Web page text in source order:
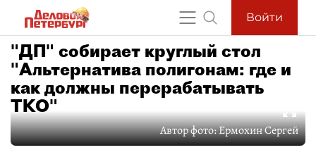
Войти
"ДП" собирает круглый стол
"Альтернатива полигонам: где и
как должны перерабатывать
ТКО"
Автор фото:Ермохин Сергей